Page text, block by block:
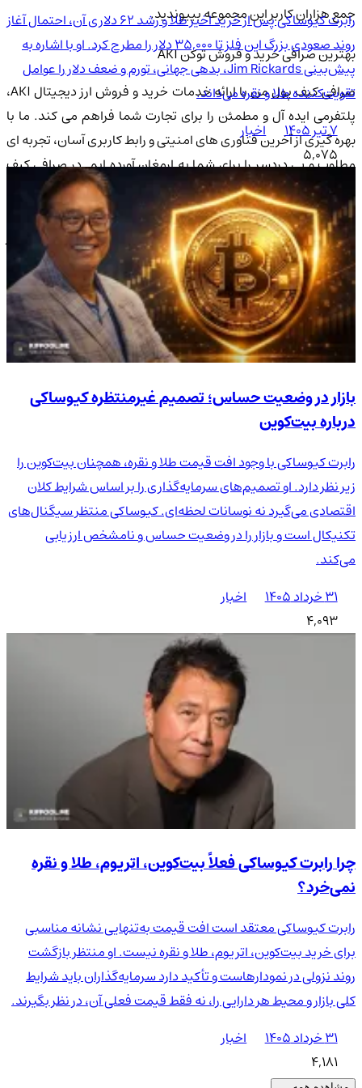
جمع هزاران کاربر این مجموعه بپیوندید.
بهترین صرافی خرید و فروش توکن AKI
صرافی کیف پول من با ارائه خدمات خرید و فروش ارز دیجیتال AKI،
پلتفرمی ایده آل و مطمئن را برای تجارت شما فراهم می کند. ما با
بهره گیری از آخرین فناوری های امنیتی و رابط کاربری آسان، تجربه ای
مطلوب و بی دردسر را برای شما به ارمغان آورده ایم. در صرافی کیف
پول من، شما نه تنها قادر به معامله توکن AKI خواهید بود، بلکه می
توانید از تحلیل های بازار به روز و مشاوره های تخصصی ما بهره مند
شوید تا بهترین تصمیمات ممکن را بگیرید.
به ما بپیوندیدو در
مسیر موفقیت در بازار ارزهای دیجیتال گام بردارید.
رابرت کیوساکی پس از خرید اخیر طلا و رشد 62 دلاری آن، احتمال آغاز
روند صعودی بزرگ این فلز تا 35,000 دلار را مطرح کرد. او با اشاره به
پیش‌بینی Jim Rickards، بدهی جهانی، تورم و ضعف دلار را عوامل
تقویت‌کننده طلا و نقره می‌داند.
۷ تیر ۱۴۰۵
اخبار
5,075
بازار در وضعیت حساس؛ تصمیم غیرمنتظره کیوساکی
درباره بیت‌کوین
رابرت کیوساکی با وجود افت قیمت طلا و نقره، همچنان بیت‌کوین را
زیر نظر دارد. او تصمیم‌های سرمایه‌گذاری را بر اساس شرایط کلان
اقتصادی می‌گیرد نه نوسانات لحظه‌ای. کیوساکی منتظر سیگنال‌های
تکنیکال است و بازار را در وضعیت حساس و نامشخص ارزیابی
می‌کند.
۳۱ خرداد ۱۴۰۵
اخبار
4,093
چرا رابرت کیوساکی فعلاً بیت‌کوین، اتریوم، طلا و نقره
نمی‌خرد؟
رابرت کیوساکی معتقد است افت قیمت به‌تنهایی نشانه مناسبی
برای خرید بیت‌کوین، اتریوم، طلا و نقره نیست. او منتظر بازگشت
روند نزولی در نمودارهاست و تأکید دارد سرمایه‌گذاران باید شرایط
کلی بازار و محیط هر دارایی را، نه فقط قیمت فعلی آن، در نظر بگیرند.
۳۱ خرداد ۱۴۰۵
اخبار
4,181